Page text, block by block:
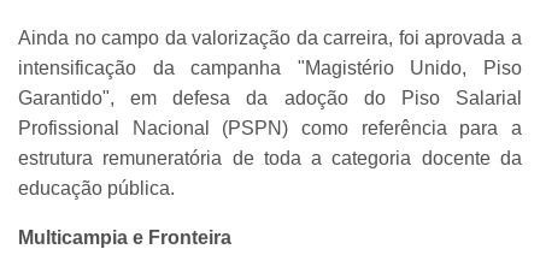
Ainda no campo da valorização da carreira, foi aprovada a
intensificação da campanha "Magistério Unido, Piso
Garantido", em defesa da adoção do Piso Salarial
Profissional Nacional (PSPN) como referência para a
estrutura remuneratória de toda a categoria docente da
educação pública.
Multicampia e Fronteira